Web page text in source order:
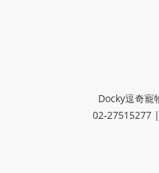
Docky逗奇寵
02-27515277 |